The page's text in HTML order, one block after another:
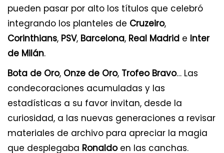
pueden pasar por alto los títulos que celebró
integrando los planteles de Cruzeiro,
Corinthians, PSV, Barcelona, Real Madrid e Inter
de Milán.
Bota de Oro, Onze de Oro, Trofeo Bravo… Las
condecoraciones acumuladas y las
estadísticas a su favor invitan, desde la
curiosidad, a las nuevas generaciones a revisar
materiales de archivo para apreciar la magia
que desplegaba Ronaldoen las canchas.